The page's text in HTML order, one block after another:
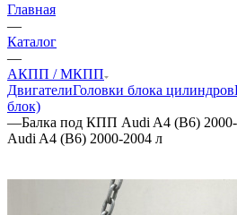
Главная
—
Каталог
—
АКПП / МКПП
ДвигателиГоловки блока цилиндров
блок)
—Балка под КПП Audi A4 (B6) 2000-
Audi A4 (B6) 2000-2004 л